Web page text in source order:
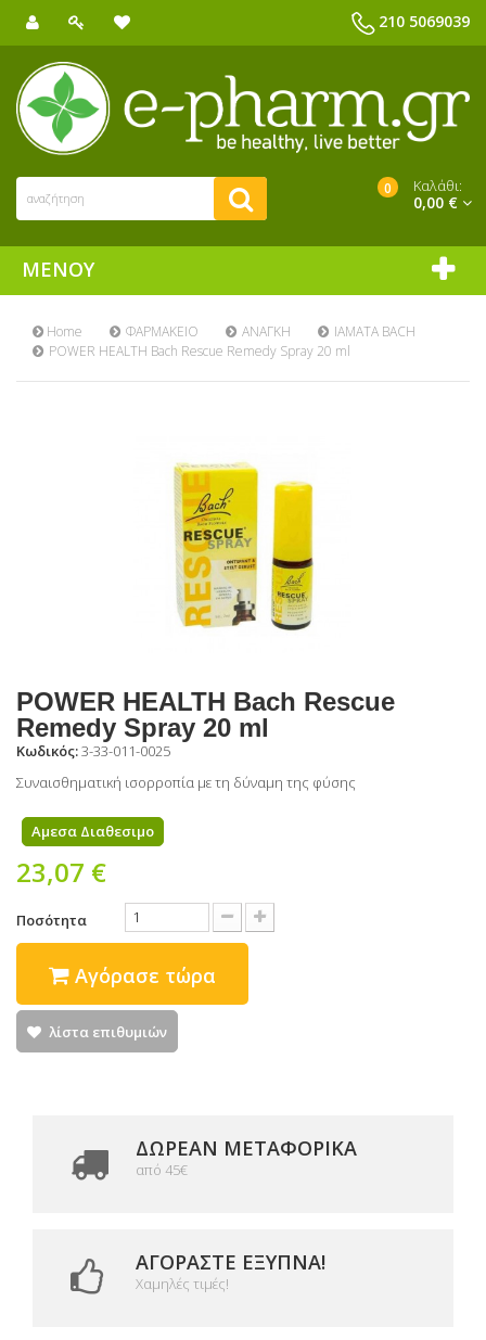
210 5069039
0 Καλάθι:
0,00 €
ΜΕΝΟΎ
Home ΦΑΡΜΑΚΕΙΟ ΑΝΑΓΚΗ
ΙΑΜΑΤΑ BACH
POWER HEALTH Bach Rescue Remedy Spray 20 ml
POWER HEALTH Bach Rescue
Remedy Spray 20 ml
Κωδικός:3-33-011-0025
Συναισθηματική ισορροπία με τη δύναμη της φύσης
Αμεσα Διαθεσιμο
23,07 €
Ποσότητα
Αγόρασε τώρα
λίστα επιθυμιών
ΔΩΡΕΑΝ ΜΕΤΑΦΟΡΙΚΆ
από 45€
ΑΓΟΡΆΣΤΕ ΈΞΥΠΝΑ!
Χαμηλές τιμές!